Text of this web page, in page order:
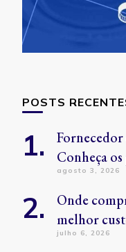
POSTS
Conheça
agosto 3, 2026
Onde
melhor
julho 6, 2026